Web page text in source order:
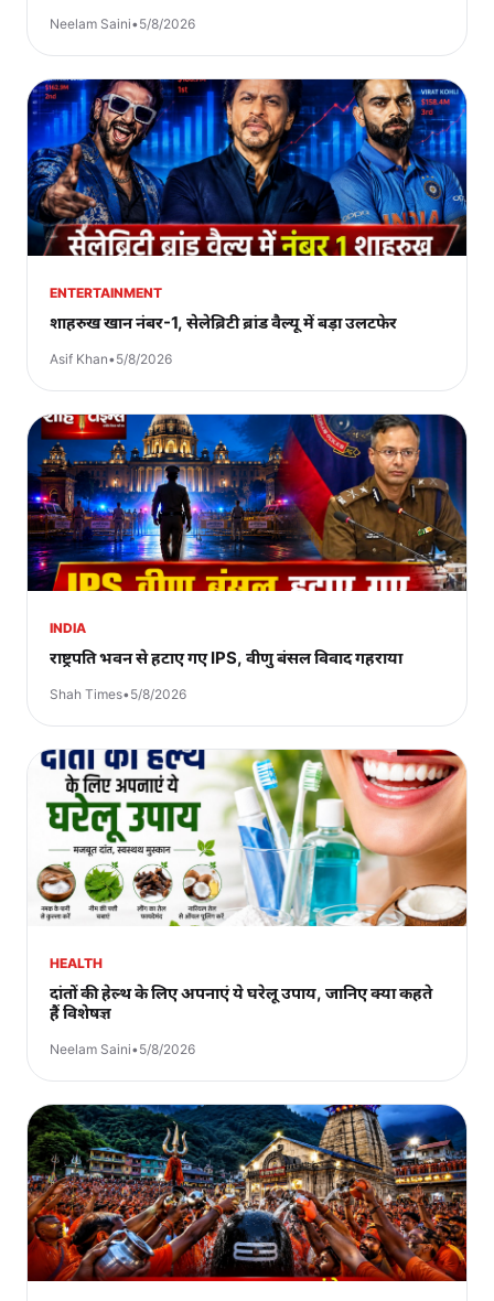
Neelam Saini•5/8/2026
ENTERTAINMENT
शाहरुख खान नंबर-1, सेलेब्रिटी ब्रांड वैल्यू में बड़ा उलटफेर
Asif Khan•5/8/2026
INDIA
राष्ट्रपति भवन से हटाए गए IPS, वीणु बंसल विवाद गहराया
Shah Times•5/8/2026
HEALTH
दांतों की हेल्थ के लिए अपनाएं ये घरेलू उपाय, जानिए क्या कहते
हैं विशेषज्ञ
Neelam Saini•5/8/2026